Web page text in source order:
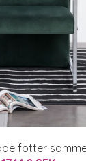
fötter